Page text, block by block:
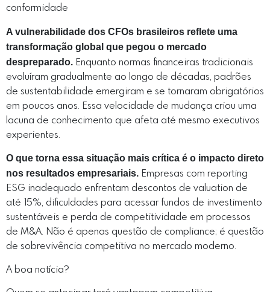
conformidade
A vulnerabilidade dos CFOs brasileiros reflete uma
transformação global que pegou o mercado
despreparado. Enquanto normas financeiras tradicionais
evoluíram gradualmente ao longo de décadas, padrões
de sustentabilidade emergiram e se tornaram obrigatórios
em poucos anos. Essa velocidade de mudança criou uma
lacuna de conhecimento que afeta até mesmo executivos
experientes.
O que torna essa situação mais crítica é o impacto direto
nos resultados empresariais. Empresas com reporting
ESG inadequado enfrentam descontos de valuation de
até 15%, dificuldades para acessar fundos de investimento
sustentáveis e perda de competitividade em processos
de M&A. Não é apenas questão de compliance; é questão
de sobrevivência competitiva no mercado moderno.
A boa notícia?